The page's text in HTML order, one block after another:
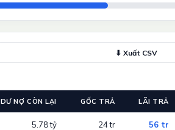
⬇ Xuất CSV
DƯ NỢ CÒN LẠI GỐC TRẢ LÃI TRẢ
5.78 tỷ 24 tr 56 tr